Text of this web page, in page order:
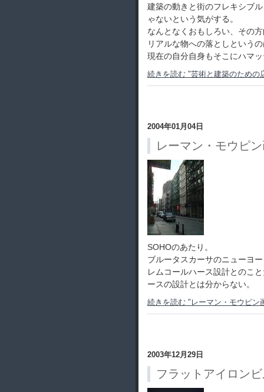
建築の動きと街のフレキシブ
ゃないという気がする。
なんとなくおもしろい、その
リアルな物への落としという
現在の自分自身もそこにハマ
続きを読む "芸術と建築のための
2004年01月04日
レーマン・モウピ
SOHOのあたり。
ブルータスカーサのニューヨ
レムコールハース設計とのこ
ースの設計とは分からない。
続きを読む "レーマン・モウピン
2003年12月29日
フラットアイロン